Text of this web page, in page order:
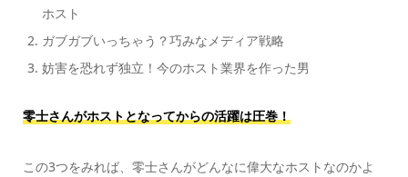
ホスト
ガブガブいっちゃう？巧みなメディア戦略
妨害を恐れず独立！今のホスト業界を作った男
零士さんがホストとなってからの活躍は圧巻！
この3つをみれば、零士さんがどんなに偉大なホストなのかよ